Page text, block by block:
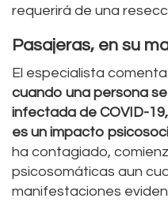
requerirá de una
Pasajeras, en su
El especialista
cuando una persona
infectada de COVID-
es un impacto
ha contagiado,
psicosomáticas aun
manifestaciones